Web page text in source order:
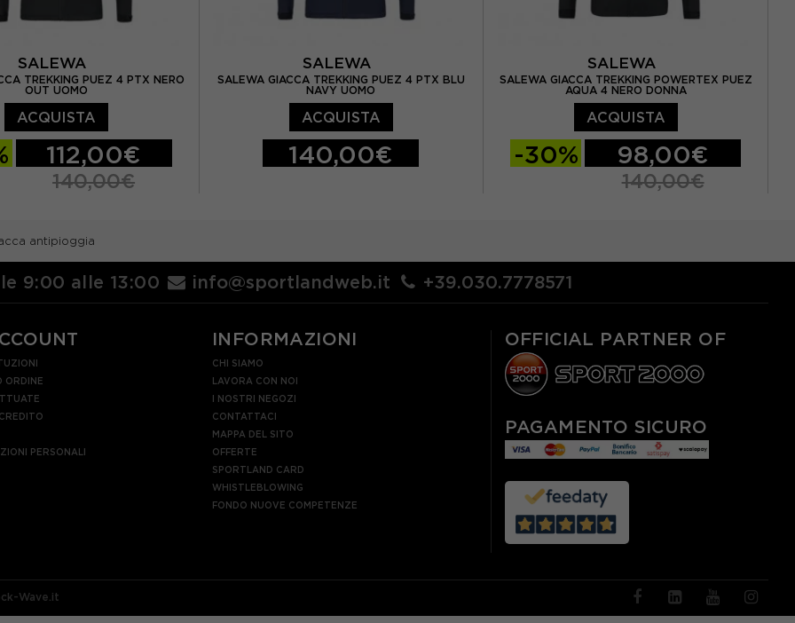
SALEWA
TREKKING PUEZ 4 PTX NERO
OUT UOMO
52 EUR 54
ACQUISTA
112,00€
140,00€
SALEWA
SALEWA GIACCA TREKKING PUEZ 4 PTX BLU
NAVY UOMO
ACQUISTA
140,00€
SALEWA
SALEWA GIACCA TREKKING POWERTEX PUEZ
AQUA 4 NERO DONNA
ACQUISTA
-30% 98,00€
140,00€
antipioggia
9:00 alle 13:00 info@sportlandweb.it +39.030.7778571
ORDINE
PERSONALI
INFORMAZIONI
CHI SIAMO
LAVORA CON NOI
I NOSTRI NEGOZI
CONTATTACI
MAPPA DEL SITO
OFFERTE
SPORTLAND CARD
WHISTLEBLOWING
FONDO NUOVE COMPETENZE
OFFICIAL PARTNER OF
PAGAMENTO SICURO
Wave.it